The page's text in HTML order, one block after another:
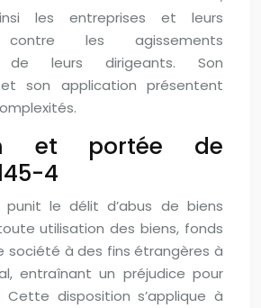
les entreprises et leurs
contre les agissements
de leurs dirigeants. Son
son application présentent
et portée de
4
punit le délit d’abus de biens
utilisation des biens, fonds
société à des fins étrangères à
entraînant un préjudice pour
disposition s’applique à